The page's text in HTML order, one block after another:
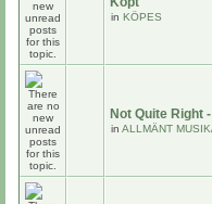
in KÖPES
Not Quite Right
in ALLMÄNT